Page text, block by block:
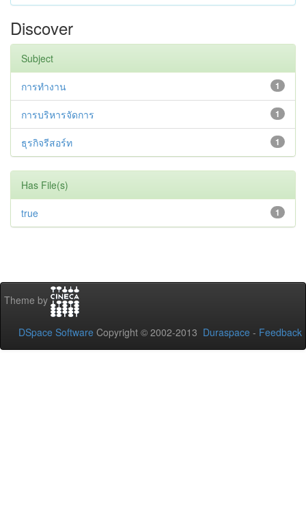
Discover
Subject
1
การทำงาน
1
การบริหารจัดการ
1
ธุรกิจรีสอร์ท
Has File(s)
1
true
Theme by
DSpace Software Copyright © 2002-2013 Duraspace - Feedback